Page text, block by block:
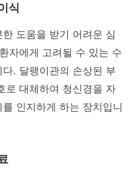
식
도움을 받기 어려운 심
자에게 고려될 수 있는 수
. 달팽이관의 손상된 부
로 대체하여 청신경을 자
인지하게 하는 장치입니